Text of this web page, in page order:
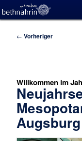
← Vorheriger
Willkommen im
Augsburg